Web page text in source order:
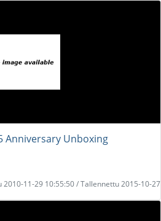
Anniversary Unboxing
2010-11-29 10:55:50 / Tallennettu 2015-10-27